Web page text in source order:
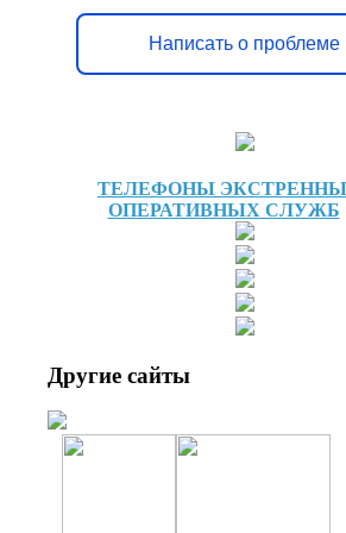
Написать о проблеме
ТЕЛЕФОНЫ
ОПЕРАТИВНЫХ СЛУЖБ
Другие сайты